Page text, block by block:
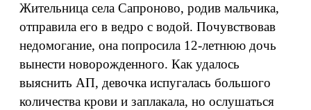
Жительница села Сапроново, родив мальчика,
отправила его в ведро с водой. Почувствовав
недомогание, она попросила 12-летнюю дочь
вынести новорожденного. Как удалось
выяснить АП, девочка испугалась большого
количества крови и заплакала, но ослушаться